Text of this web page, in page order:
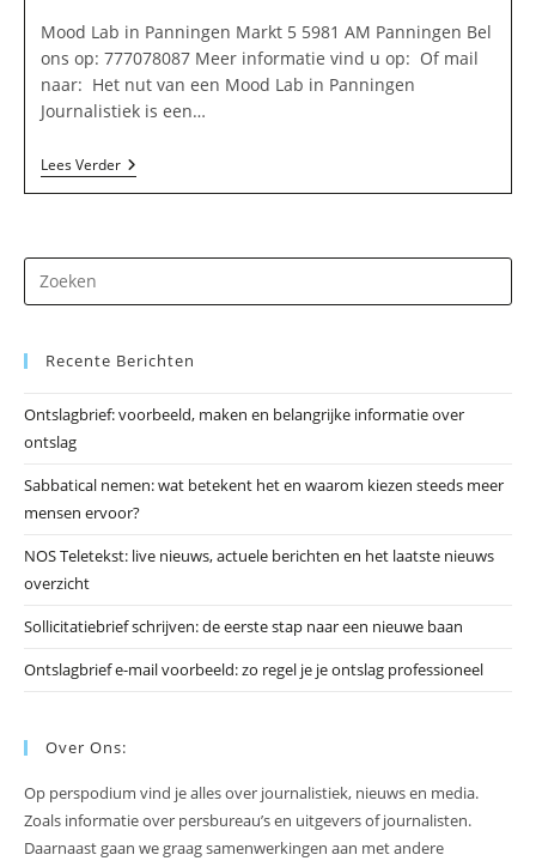
Mood Lab in Panningen Markt 5 5981 AM Panningen Bel
ons op: 777078087 Meer informatie vind u op: Of mail
naar: Het nut van een Mood Lab in Panningen
Journalistiek is een…
Lees VerderMood
Lab
op
Recente Berichten
Ontslagbrief: voorbeeld, maken en belangrijke informatie over
ontslag
Sabbatical nemen: wat betekent het en waarom kiezen steeds meer
mensen ervoor?
NOS Teletekst: live nieuws, actuele berichten en het laatste nieuws
overzicht
Sollicitatiebrief schrijven: de eerste stap naar een nieuwe baan
Ontslagbrief e-mail voorbeeld: zo regel je je ontslag professioneel
Over Ons:
Op perspodium vind je alles over journalistiek, nieuws en media.
Zoals informatie over persbureau’s en uitgevers of journalisten.
Daarnaast gaan we graag samenwerkingen aan met andere